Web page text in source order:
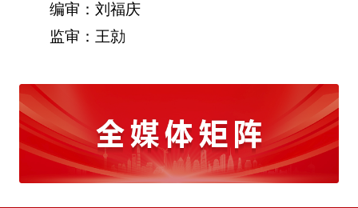
编审：刘福庆
监审：王勍